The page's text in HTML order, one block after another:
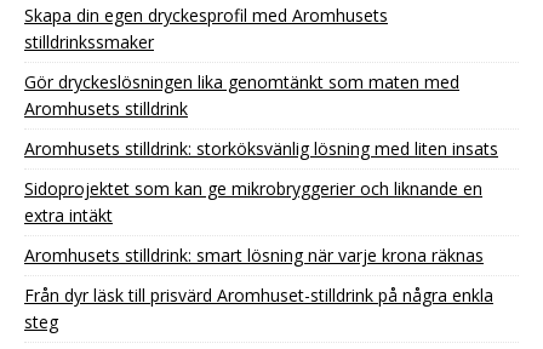
Skapa din egen dryckesprofil med Aromhusets
stilldrinkssmaker
Gör dryckeslösningen lika genomtänkt som maten med
Aromhusets stilldrink
Aromhusets stilldrink: storköksvänlig lösning med liten insats
Sidoprojektet som kan ge mikrobryggerier och liknande en
extra intäkt
Aromhusets stilldrink: smart lösning när varje krona räknas
Från dyr läsk till prisvärd Aromhuset-stilldrink på några enkla
steg